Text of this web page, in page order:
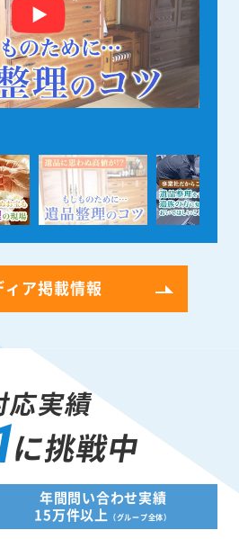
ィア掲載情報
応実績
に挑戦中
年間問い合わせ実績
15万件以上
（グループ全体）